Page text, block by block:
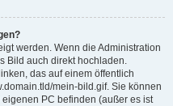
werden. Wenn die Administration
Bild auch direkt hochladen.
das auf einem öffentlich
mein-bild.gif. Sie können
PC befinden (außer es ist